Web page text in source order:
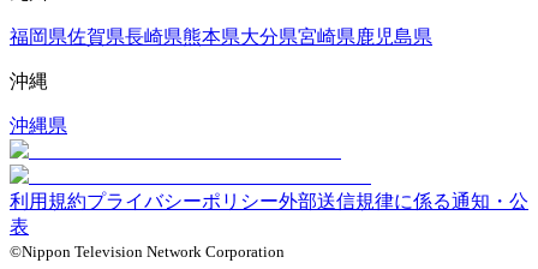
福岡県佐賀県長崎県熊本県大分県宮崎県鹿児島県
沖縄
沖縄県
利用規約プライバシーポリシー外部送信規律に係る通知・公
表
©Nippon Television Network Corporation